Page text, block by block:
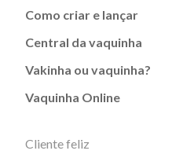
Como criar e lançar
Central da vaquinha
Vakinha ou vaquinha?
Vaquinha Online
Cliente feliz